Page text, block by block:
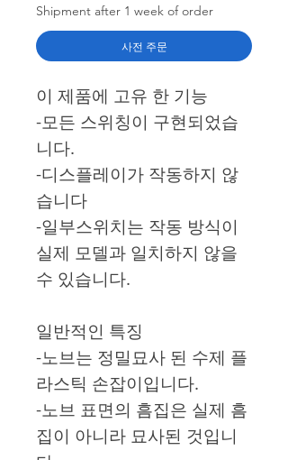
Shipment after 1 week of order
사전 주문
이 제품에 고유 한 기능
-모든 스위칭이 구현되었습
니다.
-디스플레이가 작동하지 않
습니다
-일부스위치는 작동 방식이
실제 모델과 일치하지 않을
수 있습니다.
일반적인 특징
-노브는 정밀묘사 된 수제 플
라스틱 손잡이입니다.
-노브 표면의 흠집은 실제 흠
집이 아니라 묘사된 것입니